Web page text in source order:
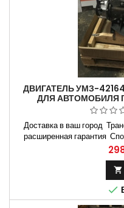
ДВИГАТЕЛЬ УМЗ-
ДЛЯ АВТОМОБИЛЯ
Доставка в ваш город
расширенная гарантия
оплата банковской
упаковке Гарантия по
УМЗ-421647 (под ГБО
421647.1000402

